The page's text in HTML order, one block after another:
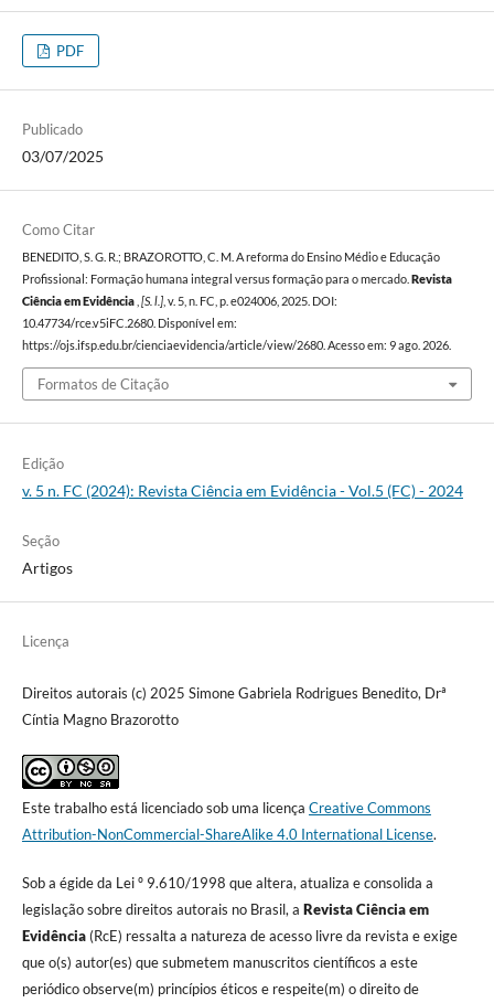
PDF
Publicado
03/07/2025
Como Citar
BENEDITO, S. G. R.; BRAZOROTTO, C. M. A reforma do Ensino Médio e Educação
Profissional: Formação humana integral versus formação para o mercado. Revista
Ciência em Evidência [S. l.], v. 5, n. FC, p. e024006, 2025. DOI:
10.47734/rce.v5iFC.2680. Disponível em:
https://ojs.ifsp.edu.br/cienciaevidencia/article/view/2680. Acesso em: 9 ago. 2026.
Formatos de Citação
Edição
v. 5 n. FC (2024): Revista Ciência em Evidência - Vol.5 (FC) - 2024
Seção
Artigos
Licença
Direitos autorais (c) 2025 Simone Gabriela Rodrigues Benedito, Drª
Cíntia Magno Brazorotto
Este trabalho está licenciado sob uma licença Creative Commons
Attribution-NonCommercial-ShareAlike 4.0 International License.
Sob a égide da Lei º 9.610/1998 que altera, atualiza e consolida a
legislação sobre direitos autorais no Brasil, a Revista Ciência em
Evidência(RcE) ressalta a natureza de acesso livre da revista e exige
que o(s) autor(es) que submetem manuscritos científicos a este
periódico observe(m) princípios éticos e respeite(m) o direito de